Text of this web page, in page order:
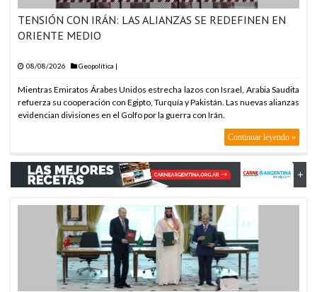
ARABIA SAUDITA, TU
ARABIA SAUDITA, TU
ARABIA SAUDITA, TU
ARABIA SAUDITA, TU
ARABIA SAUDITA, TU
ARABIA SAUDITA, TU
ARABIA SAUDITA, TU
ARABIA SAUDITA, TU
TENSIÓN CON IRÁN: LAS ALIANZAS SE REDEFINEN EN
ORIENTE MEDIO
08/08/2026 Geopolítica |
Mientras Emiratos Árabes Unidos estrecha lazos con Israel, Arabia Saudita
refuerza su cooperación con Egipto, Turquía y Pakistán. Las nuevas alianzas
evidencian divisiones en el Golfo por la guerra con Irán.
Continuar leyendo »